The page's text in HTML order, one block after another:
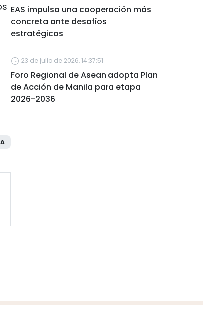
EAS impulsa una cooperación más
concreta ante desafíos
estratégicos
23 de julio de 2026, 14:37:51
Foro Regional de Asean adopta Plan
de Acción de Manila para etapa
2026-2036